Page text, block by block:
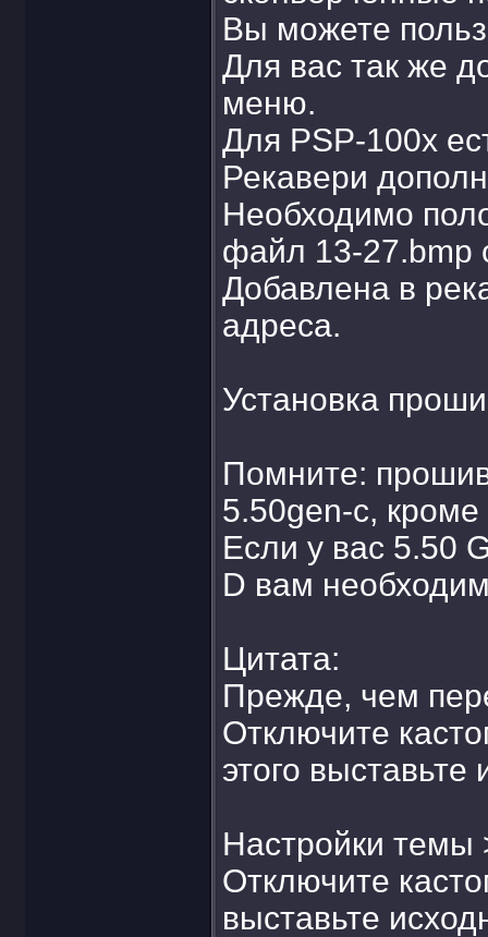
Вы можете
Для вас так же
меню.
Для PSP-100x
Рекавери
Необходимо
файл 13-27.bmp
Добавлена в
адреса.
Установка
Помните:
5.50gen-c,
Если у вас 5.50
D вам
Цитата:
Прежде, чем
Отключите
этого
Настройки темы
Отключите
выставьте